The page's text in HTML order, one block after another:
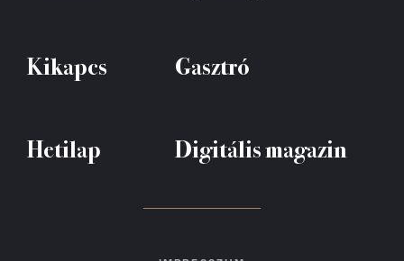
Kikapcs Gasztró
Hetilap Digitális magazin